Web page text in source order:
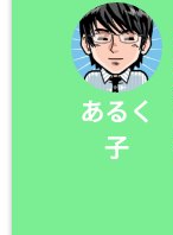
あるく
子